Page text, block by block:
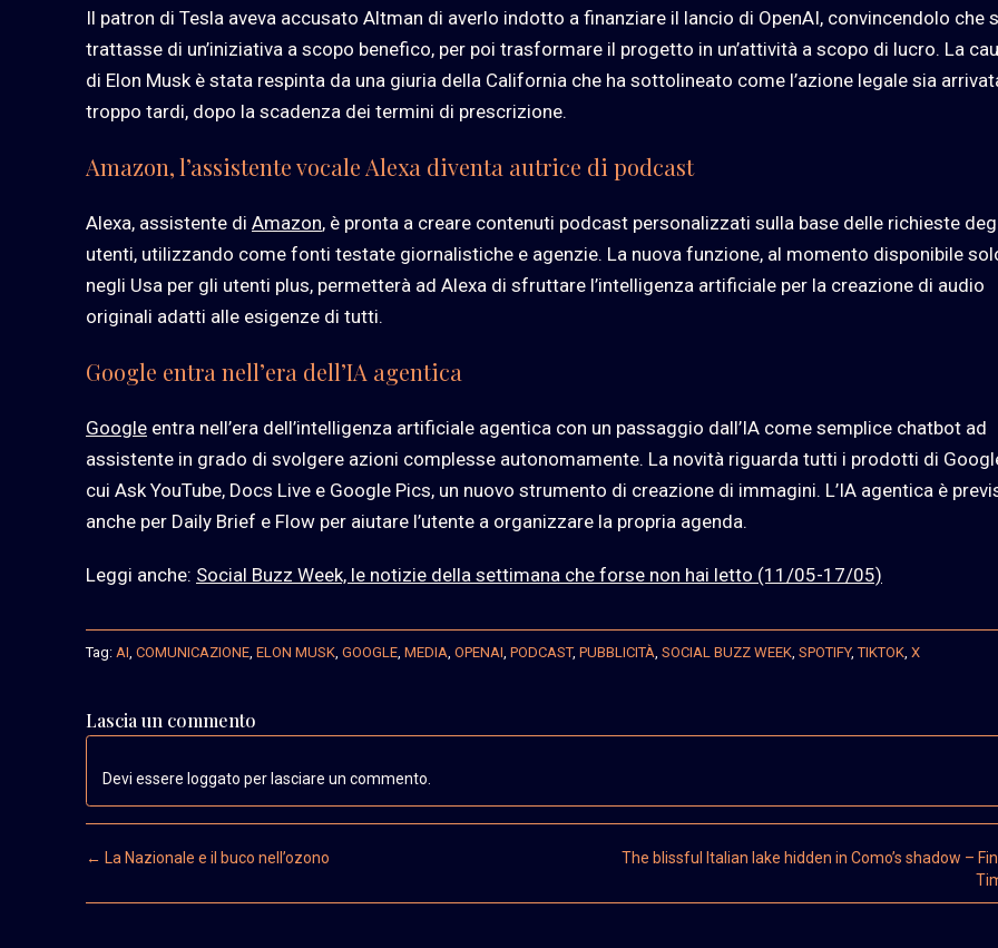
Il patron di Tesla aveva accusato Altman di averlo indotto a finanziare il lancio di OpenAI, convincendolo che
trattasse di un’iniziativa a scopo benefico, per poi trasformare il progetto in un’attività a scopo di lucro. La
di Elon Musk è stata respinta da una giuria della California che ha sottolineato come l’azione legale sia
troppo tardi, dopo la scadenza dei termini di prescrizione.
Amazon, l’assistente vocale Alexa diventa autrice di podcast
Alexa, assistente di Amazon, è pronta a creare contenuti podcast personalizzati sulla base delle richieste
utenti, utilizzando come fonti testate giornalistiche e agenzie. La nuova funzione, al momento disponibile
negli Usa per gli utenti plus, permetterà ad Alexa di sfruttare l’intelligenza artificiale per la creazione di audio
originali adatti alle esigenze di tutti.
Google entra nell’era dell’IA agentica
Google entra nell’era dell’intelligenza artificiale agentica con un passaggio dall’IA come semplice chatbot ad
assistente in grado di svolgere azioni complesse autonomamente. La novità riguarda tutti i prodotti di
cui Ask YouTube, Docs Live e Google Pics, un nuovo strumento di creazione di immagini. L’IA agentica è
anche per Daily Brief e Flow per aiutare l’utente a organizzare la propria agenda.
Leggi anche: Social Buzz Week, le notizie della settimana che forse non hai letto (11/05-17/05)
Tag: AI, COMUNICAZIONE, ELON MUSK, GOOGLE, MEDIA, OPENAI, PODCAST, PUBBLICITÀ, SOCIAL BUZZ WEEK, SPOTIFY,TIKTOK, X
Lascia un commento
Devi essere loggato per lasciare un commento.
Post navigation
← La Nazionale e il buco nell’ozono
The blissful Italian lake hidden in Como’s shadow –